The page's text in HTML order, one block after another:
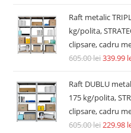
Raft metalic
kg/polita,
clipsare, cadru
605.00lei339.99
Raft DUBLU
175 kg/polita,
clipsare, cadru
605.00lei229.98